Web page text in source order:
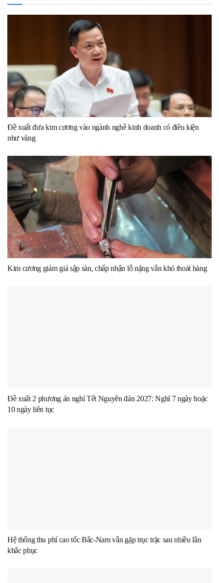
Đề xuất đưa kim cương vào ngành nghề kinh doanh có điều kiện
như vàng
Kim cương giảm giá sập sàn, chấp nhận lỗ nặng vẫn khó thoát hàng
Đề xuất 2 phương án nghỉ Tết Nguyên đán 2027: Nghỉ 7 ngày hoặc
10 ngày liên tục
Hệ thống thu phí cao tốc Bắc-Nam vẫn gặp trục trặc sau nhiều lần
khắc phục